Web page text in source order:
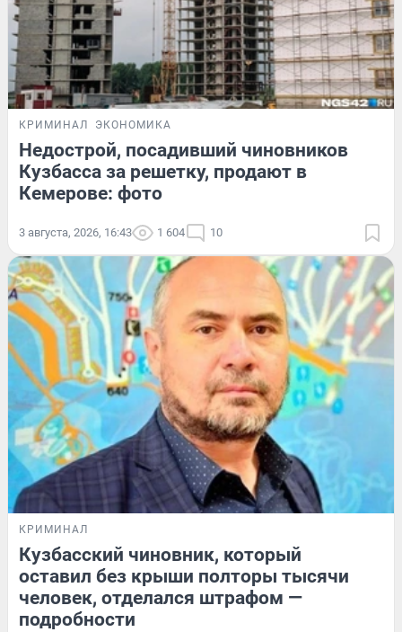
КРИМИНАЛ ЭКОНОМИКА
Недострой, посадивший чиновников
Кузбасса за решетку, продают в
Кемерове: фото
3 августа, 2026, 16:43 1 604 10
КРИМИНАЛ
Кузбасский чиновник, который
оставил без крыши полторы тысячи
человек, отделался штрафом —
подробности